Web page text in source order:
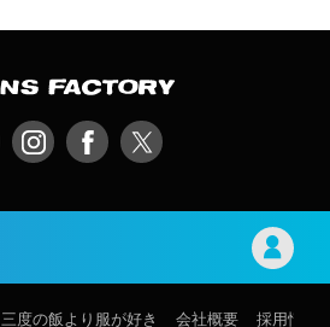
三度の飯より服が好き 会社概要 採用情報